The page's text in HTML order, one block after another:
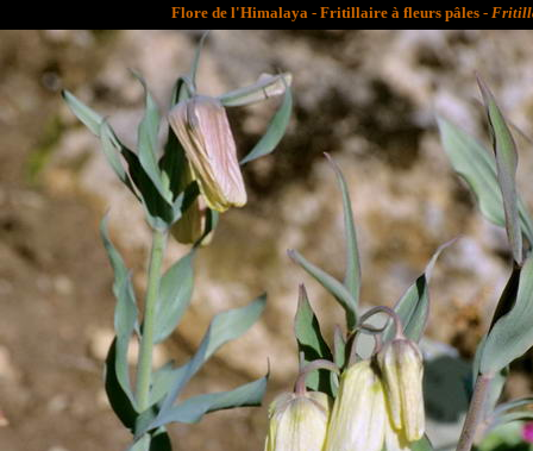
Flore de l'Himalaya - Fritillaire à fleurs pâles -